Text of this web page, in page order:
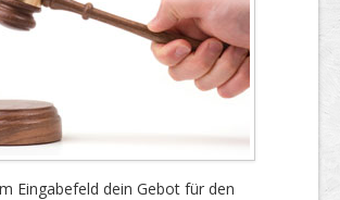
Eingabefeld dein Gebot für den